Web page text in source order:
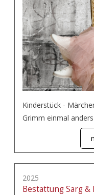
Kinderstück -
Grimm einmal
2025
Bestattung Sarg &